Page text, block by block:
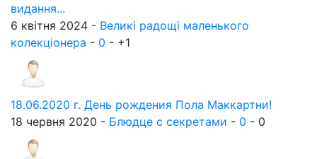
видання...
6 квітня 2024 - Великі радощі маленького
колекціонера - 0 - +1
18.06.2020 г. День рождения Пола Маккартни!
18 червня 2020 - Блюдце с секретами - 0 - 0